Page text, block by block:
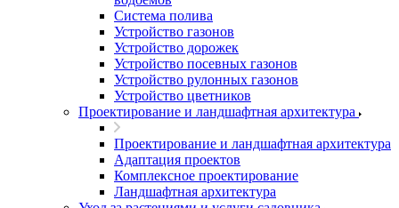
Система полива
Устройство газонов
Устройство дорожек
Устройство посевных газонов
Устройство рулонных газонов
Устройство цветников
Проектирование и ландшафтная архитектура
Проектирование и ландшафтная архитектура
Адаптация проектов
Комплексное проектирование
Ландшафтная архитектура